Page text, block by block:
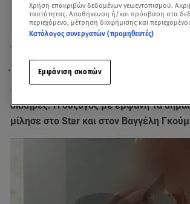
Add
Ένα ζευγάρι ξυλοκοπήθηκε άγρια από
διαπληκτισμό μεταξύ οδηγών. Οι
σκληρές. Η σύζυγος με εμφανή τα
μίλησε στο Star και στον Βαγγέλη
Χρήση επακριβών δεδομένων γεωεντοπισμού.
ταυτότητας. Αποθήκευση ή/και πρόσβαση στα
περιεχόμενο, μέτρηση διαφήμισης και
Κατάλογος συνεργατών (προμηθευτές)
Εμφάνιση σκοπών